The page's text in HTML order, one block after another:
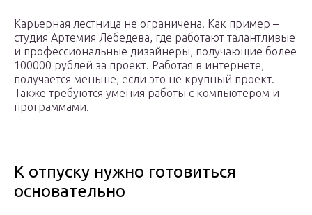
Карьерная лестница не ограничена. Как пример –
студия Артемия Лебедева, где работают талантливые
и профессиональные дизайнеры, получающие более
100000 рублей за проект. Работая в интернете,
получается меньше, если это не крупный проект.
Также требуются умения работы с компьютером и
программами.
К отпуску нужно готовиться
основательно